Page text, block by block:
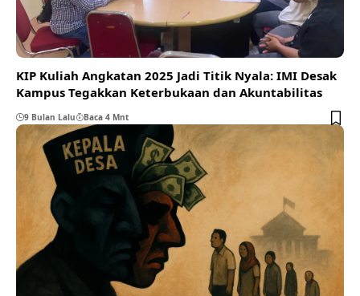
KIP Kuliah Angkatan 2025 Jadi Titik Nyala: IMI Desak
Kampus Tegakkan Keterbukaan dan Akuntabilitas
9 Bulan Lalu Baca 4 Mnt